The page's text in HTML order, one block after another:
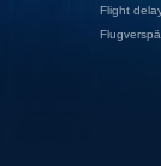
Flight